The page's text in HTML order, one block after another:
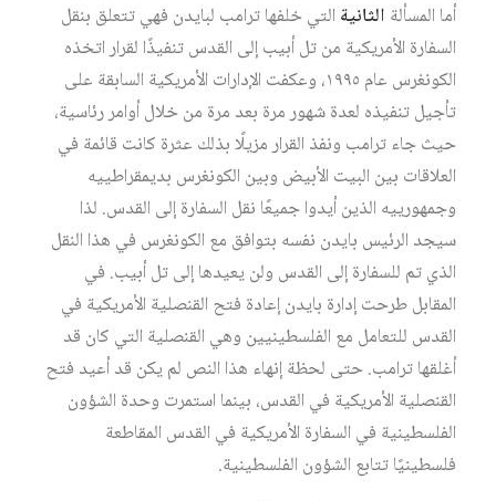
أما المسألة الثانية التي خلفها ترامب لبايدن فهي تتعلق بنقل
السفارة الأمريكية من تل أبيب إلى القدس تنفيذًا لقرار اتخذه
الكونغرس عام ١٩٩٥، وعكفت الإدارات الأمريكية السابقة على
تأجيل تنفيذه لعدة شهور مرة بعد مرة من خلال أوامر رئاسية،
حيث جاء ترامب ونفذ القرار مزيلًا بذلك عثرة كانت قائمة في
العلاقات بين البيت الأبيض وبين الكونغرس بديمقراطييه
وجمهورييه الذين أيدوا جميعًا نقل السفارة إلى القدس. لذا
سيجد الرئيس بايدن نفسه بتوافق مع الكونغرس في هذا النقل
الذي تم للسفارة إلى القدس ولن يعيدها إلى تل أبيب. في
المقابل طرحت إدارة بايدن إعادة فتح القنصلية الأمريكية في
القدس للتعامل مع الفلسطينيين وهي القنصلية التي كان قد
أغلقها ترامب. حتى لحظة إنهاء هذا النص لم يكن قد أعيد فتح
القنصلية الأمريكية في القدس، بينما استمرت وحدة الشؤون
الفلسطينية في السفارة الأمريكية في القدس المقاطعة
فلسطينيًا تتابع الشؤون الفلسطينية.